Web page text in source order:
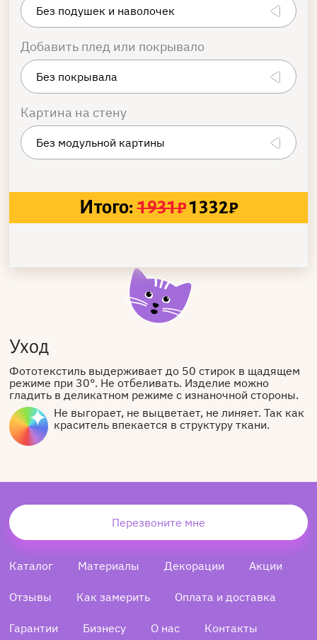
Добавить плед или покрывало
Картина на стену
Итого: 1931₽1332₽
Уход
Фототекстиль выдерживает до 50 стирок в щадящем
режиме при 30°. Не отбеливать. Изделие можно
гладить в деликатном режиме с изнаночной стороны.
Не выгорает, не выцветает, не линяет. Так как
краситель впекается в структуру ткани.
Перезвоните мне
Каталог Материалы Декорации Акции
Отзывы Как замерить Оплата и доставка
Гарантии Бизнесу О нас Контакты